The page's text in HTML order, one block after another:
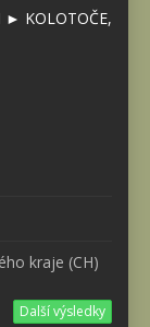
► KOLOTOČE,
kraje (CH)
Další výsledky